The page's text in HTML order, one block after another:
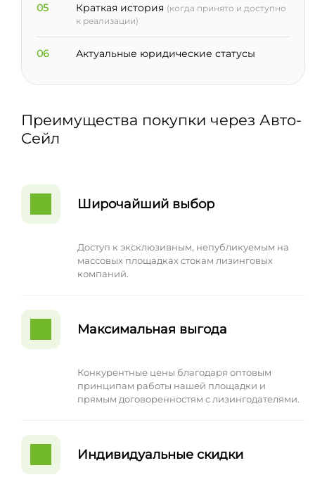
05 Краткая история (когда принято и доступно
к реализации)
06 Актуальные юридические статусы
Преимущества покупки через Авто-
Сейл
Широчайший выбор
Доступ к эксклюзивным, непубликуемым на
массовых площадках стокам лизинговых
компаний.
Максимальная выгода
Конкурентные цены благодаря оптовым
принципам работы нашей площадки и
прямым договоренностям с лизингодателями.
Индивидуальные скидки